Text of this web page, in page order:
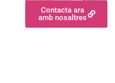
Contacta ara
amb nosaltres